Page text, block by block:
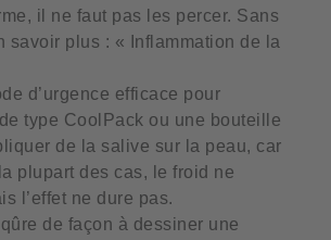
il ne faut pas les percer. Sans
savoir plus : « Inflammation de la
d’urgence efficace pour
type CoolPack ou une bouteille
de la salive sur la peau, car
plupart des cas, le froid ne
l’effet ne dure pas.
de façon à dessiner une